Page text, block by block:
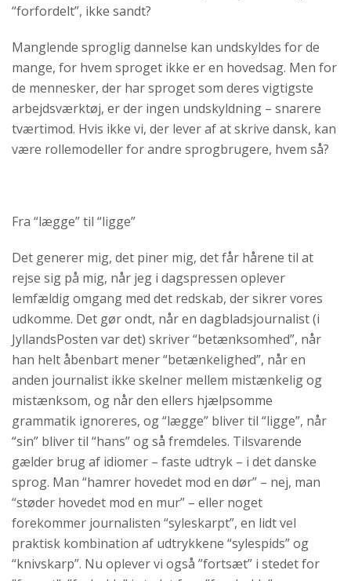
“forfordelt”, ikke sandt?
Manglende sproglig dannelse kan undskyldes for de
mange, for hvem sproget ikke er en hovedsag. Men for
de mennesker, der har sproget som deres vigtigste
arbejdsværktøj, er der ingen undskyldning – snarere
tværtimod. Hvis ikke vi, der lever af at skrive dansk, kan
være rollemodeller for andre sprogbrugere, hvem så?
Fra “lægge” til “ligge”
Det generer mig, det piner mig, det får hårene til at
rejse sig på mig, når jeg i dagspressen oplever
lemfældig omgang med det redskab, der sikrer vores
udkomme. Det gør ondt, når en dagbladsjournalist (i
JyllandsPosten var det) skriver “betænksomhed”, når
han helt åbenbart mener “betænkelighed”, når en
anden journalist ikke skelner mellem mistænkelig og
mistænksom, og når den ellers hjælpsomme
grammatik ignoreres, og “lægge” bliver til “ligge”, når
“sin” bliver til “hans” og så fremdeles. Tilsvarende
gælder brug af idiomer – faste udtryk – i det danske
sprog. Man “hamrer hovedet mod en dør” – nej, man
“støder hovedet mod en mur” – eller noget
forekommer journalisten “syleskarpt”, en lidt vel
praktisk kombination af udtrykkene “sylespids” og
“knivskarp”. Nu oplever vi også ”fortsæt” i stedet for